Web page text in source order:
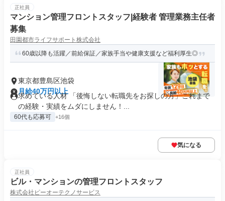
正社員
マンション管理フロントスタッフ|経験者 管理業務主任者
募集
田園都市ライフサポート株式会社
60歳以降も活躍／前給保証／家族手当や健康支援など福利厚生◎
東京都豊島区池袋
月給40万円以上
求めている人材 「後悔しない転職先をお探しの方」これまで
の経験・実績をムダにしません！...
60代も応募可 +16個
気になる
正社員
ビル・マンションの管理フロントスタッフ
株式会社ピーオーテクノサービス